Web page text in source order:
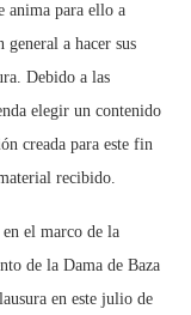
anima para ello a
general a hacer sus
Debido a las
elegir un contenido
creada para este fin
recibido.
en el marco de la
de la Dama de Baza
en este julio de